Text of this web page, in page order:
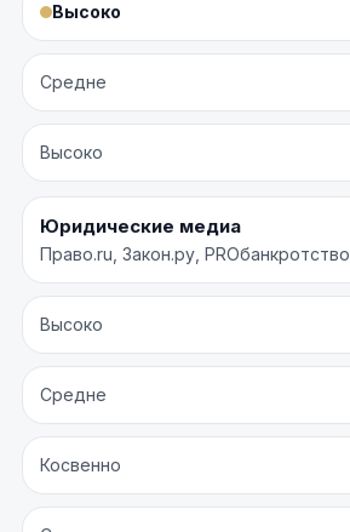
Высоко
Средне
Высоко
Юридические медиа
Право.ru, Закон.ру, PROбанкротство
Высоко
Средне
Косвенно